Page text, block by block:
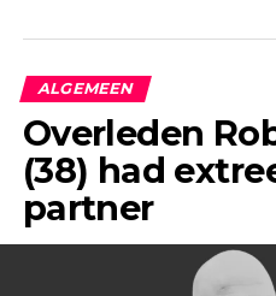
ALGEMEEN
Overleden
(38) had
partner